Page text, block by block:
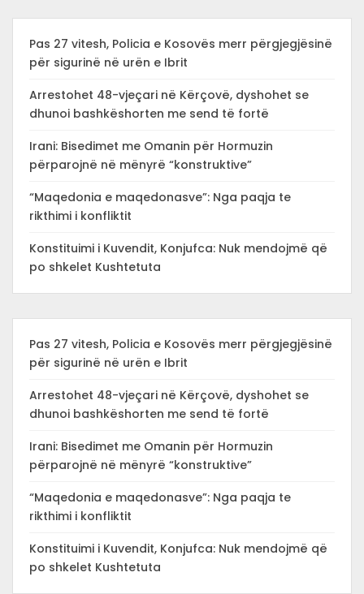
Pas 27 vitesh, Policia e Kosovës merr përgjegjësinë
për sigurinë në urën e Ibrit
Arrestohet 48-vjeçari në Kërçovë, dyshohet se
dhunoi bashkëshorten me send të fortë
Irani: Bisedimet me Omanin për Hormuzin
përparojnë në mënyrë “konstruktive”
“Maqedonia e maqedonasve”: Nga paqja te
rikthimi i konfliktit
Konstituimi i Kuvendit, Konjufca: Nuk mendojmë që
po shkelet Kushtetuta
Pas 27 vitesh, Policia e Kosovës merr përgjegjësinë
për sigurinë në urën e Ibrit
Arrestohet 48-vjeçari në Kërçovë, dyshohet se
dhunoi bashkëshorten me send të fortë
Irani: Bisedimet me Omanin për Hormuzin
përparojnë në mënyrë “konstruktive”
“Maqedonia e maqedonasve”: Nga paqja te
rikthimi i konfliktit
Konstituimi i Kuvendit, Konjufca: Nuk mendojmë që
po shkelet Kushtetuta